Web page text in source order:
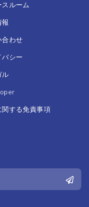
スルーム
合わせ
バシー
ル
関する免責事項